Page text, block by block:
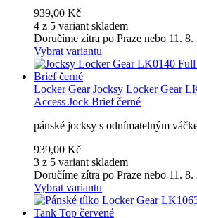
939,00 Kč
4 z 5 variant skladem
Doručíme zítra po Praze nebo 11. 8.
Vybrat variantu
Locker Gear Jocksy Locker Gear
Access Jock Brief černé
pánské jocksy s odnímatelným
939,00 Kč
3 z 5 variant skladem
Doručíme zítra po Praze nebo 11. 8.
Vybrat variantu